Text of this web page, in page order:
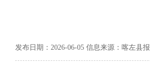
发布日期：2026-06-05 信息来源：喀左县报